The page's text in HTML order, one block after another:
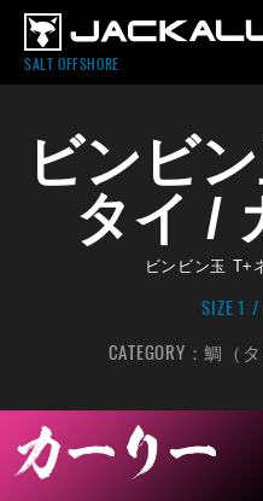
SALT OFFSHORE
ビンビ
タイ /
ビンビン玉 T+
SIZE 1
CATEGORY：鯛（